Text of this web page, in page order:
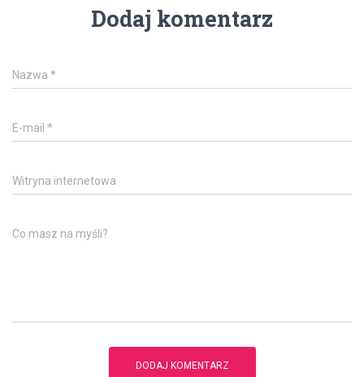
Dodaj komentarz
Nazwa *
E-mail *
Witryna internetowa
Co masz na myśli?